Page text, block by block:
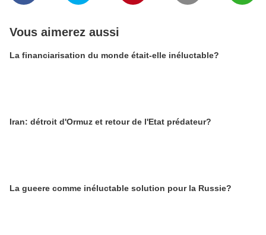
Vous aimerez aussi
La financiarisation du monde était-elle inéluctable?
Iran: détroit d'Ormuz et retour de l'Etat prédateur?
La gueere comme inéluctable solution pour la Russie?